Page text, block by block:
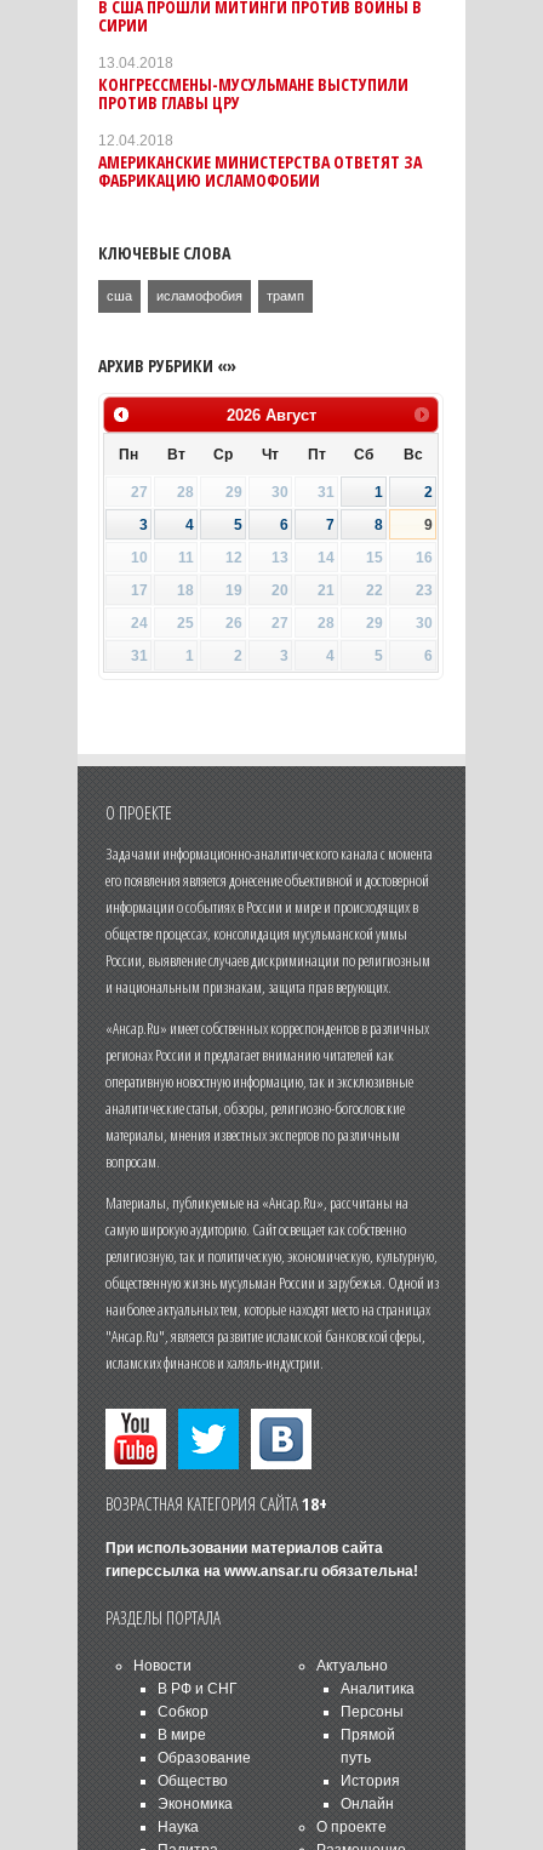
В США ПРОШЛИ МИТИНГИ ПРОТИВ ВОЙНЫ В
СИРИИ
13.04.2018
КОНГРЕССМЕНЫ-МУСУЛЬМАНЕ ВЫСТУПИЛИ
ПРОТИВ ГЛАВЫ ЦРУ
12.04.2018
АМЕРИКАНСКИЕ МИНИСТЕРСТВА ОТВЕТЯТ ЗА
ФАБРИКАЦИЮ ИСЛАМОФОБИИ
КЛЮЧЕВЫЕ СЛОВА
сша исламофобия трамп
АРХИВ РУБРИКИ «»
2026 Август
Пн Вт Ср Чт Пт Сб Вс
27 28 29 30 31 1
2
3
4 5 6 7 8
9
10
11 12 13 14 15
16
17
18 19 20 21 22
23
24
25 26 27 28 29
30
31
1 2 3 4 5 6
О ПРОЕКТЕ
Задачами информационно-аналитического канала с момента
его появления является донесение объективной и достоверной
информации о событиях в России и мире и происходящих в
обществе процессах, консолидация мусульманской уммы
России, выявление случаев дискриминации по религиозным
и национальным признакам, защита прав верующих.
«Ансар.Ru» имеет собственных корреспондентов в различных
регионах России и предлагает вниманию читателей как
оперативную новостную информацию, так и эксклюзивные
аналитические статьи, обзоры, религиозно-богословские
материалы, мнения известных экспертов по различным
вопросам.
Материалы, публикуемые на «Ансар.Ru», рассчитаны на
самую широкую аудиторию. Сайт освещает как собственно
религиозную, так и политическую, экономическую, культурную,
общественную жизнь мусульман России и зарубежья. Одной из
наиболее актуальных тем, которые находят место на страницах
"Ансар.Ru", является развитие исламской банковской сферы,
исламских финансов и халяль-индустрии.
ВОЗРАСТНАЯ КАТЕГОРИЯ САЙТА18+
При использовании материалов сайта
гиперссылка на www.ansar.ruобязательна!
РАЗДЕЛЫ ПОРТАЛА
Новости
В РФ и СНГ
Собкор
В мире
Образование
Общество
Экономика
Наука
Актуально
Аналитика
Персоны
Прямой
путь
История
Онлайн
О проекте